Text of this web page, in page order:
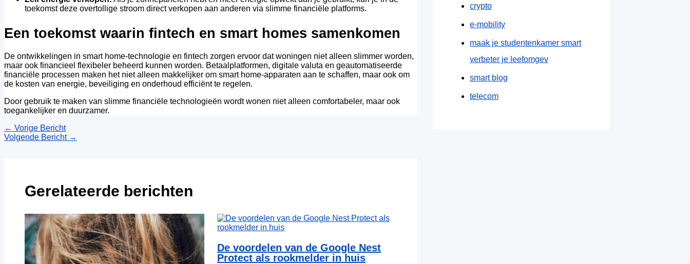
toekomst deze overtollige stroom direct verkopen aan anderen via slimme financiële platforms.
Een toekomst waarin fintech en smart homes samenkomen
De ontwikkelingen in smart home-technologie en fintech zorgen ervoor dat woningen niet alleen slimmer worden,
maar ook financieel flexibeler beheerd kunnen worden. Betaalplatformen, digitale valuta en geautomatiseerde
financiële processen maken het niet alleen makkelijker om smart home-apparaten aan te schaffen, maar ook om
de kosten van energie, beveiliging en onderhoud efficiënt te regelen.
Door gebruik te maken van slimme financiële technologieën wordt wonen niet alleen comfortabeler, maar ook
toegankelijker en duurzamer.
← Vorige Bericht
Volgende Bericht →
Gerelateerde berichten
De voordelen van de Google Nest
Protect als rookmelder in huis
crypto
e-mobility
maak je studentenkamer smart
verbeter je leefomgev
smart blog
telecom